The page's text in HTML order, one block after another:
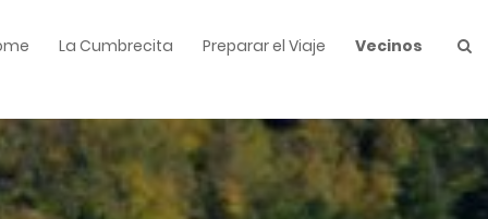
La Cumbrecita Preparar el Viaje Vecinos